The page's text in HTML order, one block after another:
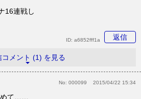
16連戦し
返信
ID: a6852fff1a
コメント (1) を見る
No: 000099 2015/04/22 15:34
めて……